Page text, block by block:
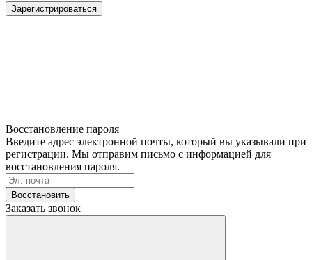
Зарегистрироваться
Восстановление пароля
Введите адрес электронной почты, который вы указывали при
регистрации. Мы отправим письмо с информацией для
восстановления пароля.
Восстановить
Заказать звонок